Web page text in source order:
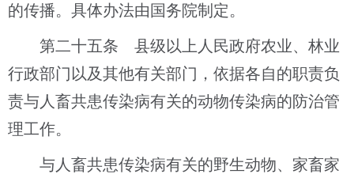
的传播。具体办法由国务院制定。
第二十五条 县级以上人民政府农业、林业
行政部门以及其他有关部门，依据各自的职责负
责与人畜共患传染病有关的动物传染病的防治管
理工作。
与人畜共患传染病有关的野生动物、家畜家